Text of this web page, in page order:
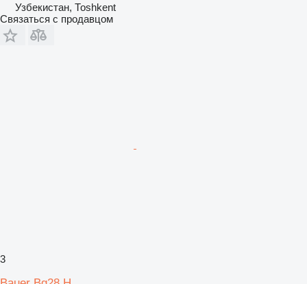
Узбекистан, Тоshkent
Связаться с продавцом
3